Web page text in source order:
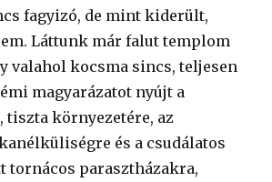
fagyizó, de mint kiderült,
Láttunk már falut templom
valahol kocsma sincs, teljesen
magyarázatot nyújt a
tiszta környezetére, az
és a csudálatos
tornácos parasztházakra,